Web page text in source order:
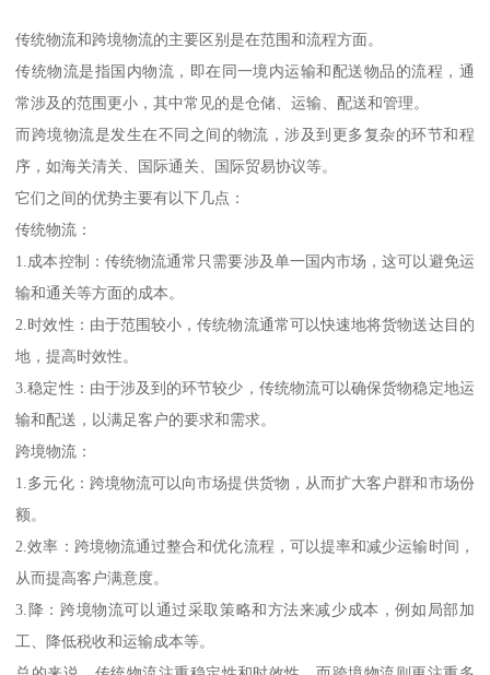
传统物流和跨境物流的主要区别是在范围和流程方面。
传统物流是指国内物流，即在同一境内运输和配送物品的流程，通
常涉及的范围更小，其中常见的是仓储、运输、配送和管理。
而跨境物流是发生在不同之间的物流，涉及到更多复杂的环节和程
序，如海关清关、国际通关、国际贸易协议等。
它们之间的优势主要有以下几点：
传统物流：
1.成本控制：传统物流通常只需要涉及单一国内市场，这可以避免运
输和通关等方面的成本。
2.时效性：由于范围较小，传统物流通常可以快速地将货物送达目的
地，提高时效性。
3.稳定性：由于涉及到的环节较少，传统物流可以确保货物稳定地运
输和配送，以满足客户的要求和需求。
跨境物流：
1.多元化：跨境物流可以向市场提供货物，从而扩大客户群和市场份
额。
2.效率：跨境物流通过整合和优化流程，可以提率和减少运输时间，
从而提高客户满意度。
3.降：跨境物流可以通过采取策略和方法来减少成本，例如局部加
工、降低税收和运输成本等。